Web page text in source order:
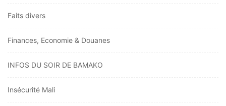
Faits divers
Finances, Economie & Douanes
INFOS DU SOIR DE BAMAKO
Insécurité Mali